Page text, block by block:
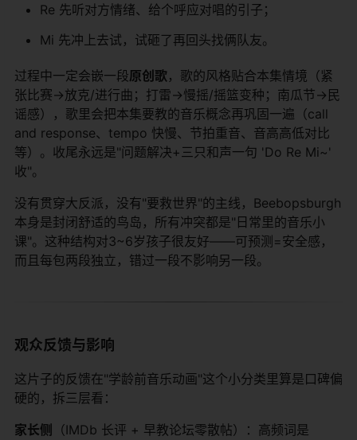
Re 先听对方情绪、给个呼应对唱的引子；
Mi 先冲上去试，试砸了再回头找俩队友。
过程中一定会嵌一段原创歌 ，歌的风格贴合本集情境（紧
张比赛→放克/进行曲；打雷→慢摇/摇篮变种；南瓜节→民
谣感），歌里会把本集要教的音乐概念再巩固一遍（call
and response、tempo 快慢、节拍重音、音高高低对比
等）。收尾永远是"问题解决+三只和声一句 'Do Re Mi~'
收"。
没有贯穿大反派，没有"要救世界"的主线，Beebopsburgh
本身是封闭舒适的鸟岛，所有冲突都是"日常里的音乐小
课"。这种结构对3~6岁孩子很友好——可预测=安全感，
而且每包两段独立，错过一段不影响另一段。
观众反馈与影响
这片子的反馈在"学龄前音乐动画"这个小分类里算是口碑偏
硬的，拆三层看：
家长侧
（IMDb 长评 + 早教论坛零散帖）：高频词是